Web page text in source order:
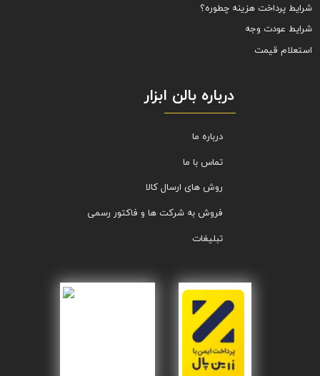
شرایط پرداخت هزینه چطوره؟
شرایط عودت وجه
استعلام قیمت
درباره بالن ابزار
درباره ما
تماس با ما
روش های ارسال کالا
فروش به شرکت ها و فاکتور رسمی
تبلیغات